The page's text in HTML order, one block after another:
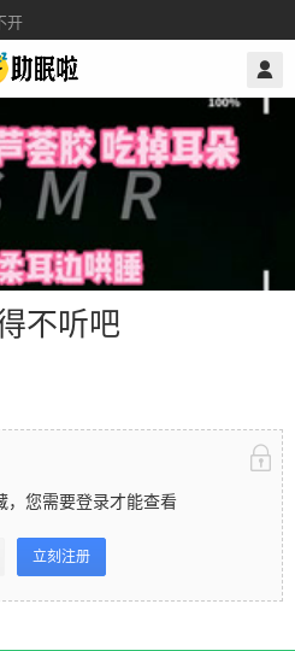
开
取积分。
不听吧
，您需要登录才能查看
立刻注册
力于推荐国内外优秀助眠作